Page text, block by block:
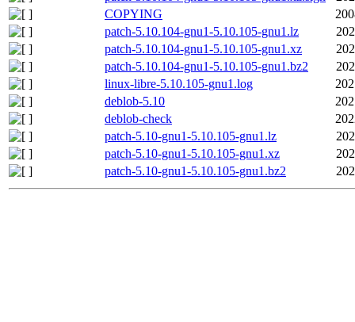
COPYING
patch-5.10.104-gnu1-5.10.105-gnu1.lz
patch-5.10.104-gnu1-5.10.105-gnu1.xz
patch-5.10.104-gnu1-5.10.105-gnu1.bz2
linux-libre-5.10.105-gnu1.log
deblob-5.10
deblob-check
patch-5.10-gnu1-5.10.105-gnu1.lz
patch-5.10-gnu1-5.10.105-gnu1.xz
patch-5.10-gnu1-5.10.105-gnu1.bz2